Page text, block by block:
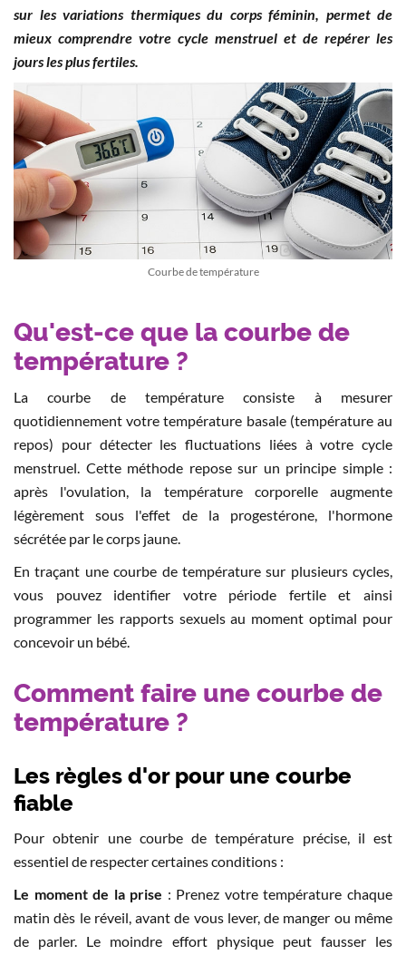
sur les variations thermiques du corps féminin, permet de
mieux comprendre votre cycle menstruel et de repérer les
jours les plus fertiles.
Courbe de température
Qu'est-ce que la courbe de
température ?
La courbe de température consiste à mesurer
quotidiennement votre température basale (température au
repos) pour détecter les fluctuations liées à votre cycle
menstruel. Cette méthode repose sur un principe simple :
après l'ovulation, la température corporelle augmente
légèrement sous l'effet de la progestérone, l'hormone
sécrétée par le corps jaune.
En traçant une courbe de température sur plusieurs cycles,
vous pouvez identifier votre période fertile et ainsi
programmer les rapports sexuels au moment optimal pour
concevoir un bébé.
Comment faire une courbe de
température ?
Les règles d'or pour une courbe
fiable
Pour obtenir une courbe de température précise, il est
essentiel de respecter certaines conditions :
Le moment de la prise : Prenez votre température chaque
matin dès le réveil, avant de vous lever, de manger ou même
de parler. Le moindre effort physique peut fausser les